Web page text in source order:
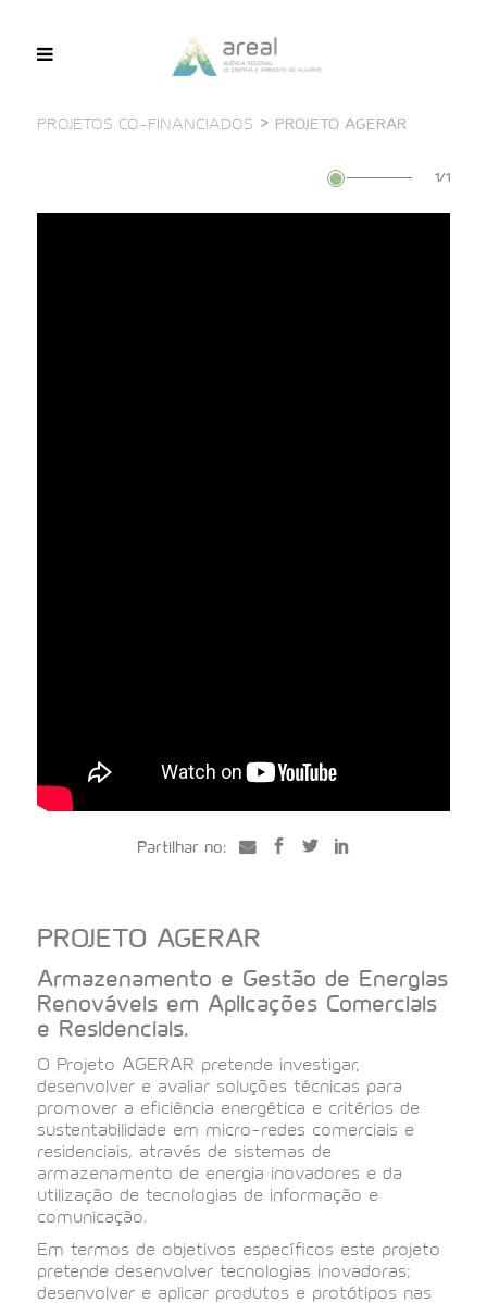
PROJETOS CO-FINANCIADOS > PROJETO AGERAR
1/1
PROJETO AGERAR
Armazenamento e Gestão de Energias
Renováveis em Aplicações Comerciais
e Residenciais.
O Projeto AGERAR pretende investigar,
desenvolver e avaliar soluções técnicas para
promover a eficiência energética e critérios de
sustentabilidade em micro-redes comerciais e
residenciais, através de sistemas de
armazenamento de energia inovadores e da
utilização de tecnologias de informação e
comunicação.
Em termos de objetivos específicos este projeto
pretende desenvolver tecnologias inovadoras;
desenvolver e aplicar produtos e protótipos nas